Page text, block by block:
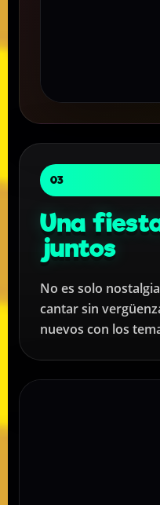
03
Una
juntos
No es solo
cantar sin
nuevos con los